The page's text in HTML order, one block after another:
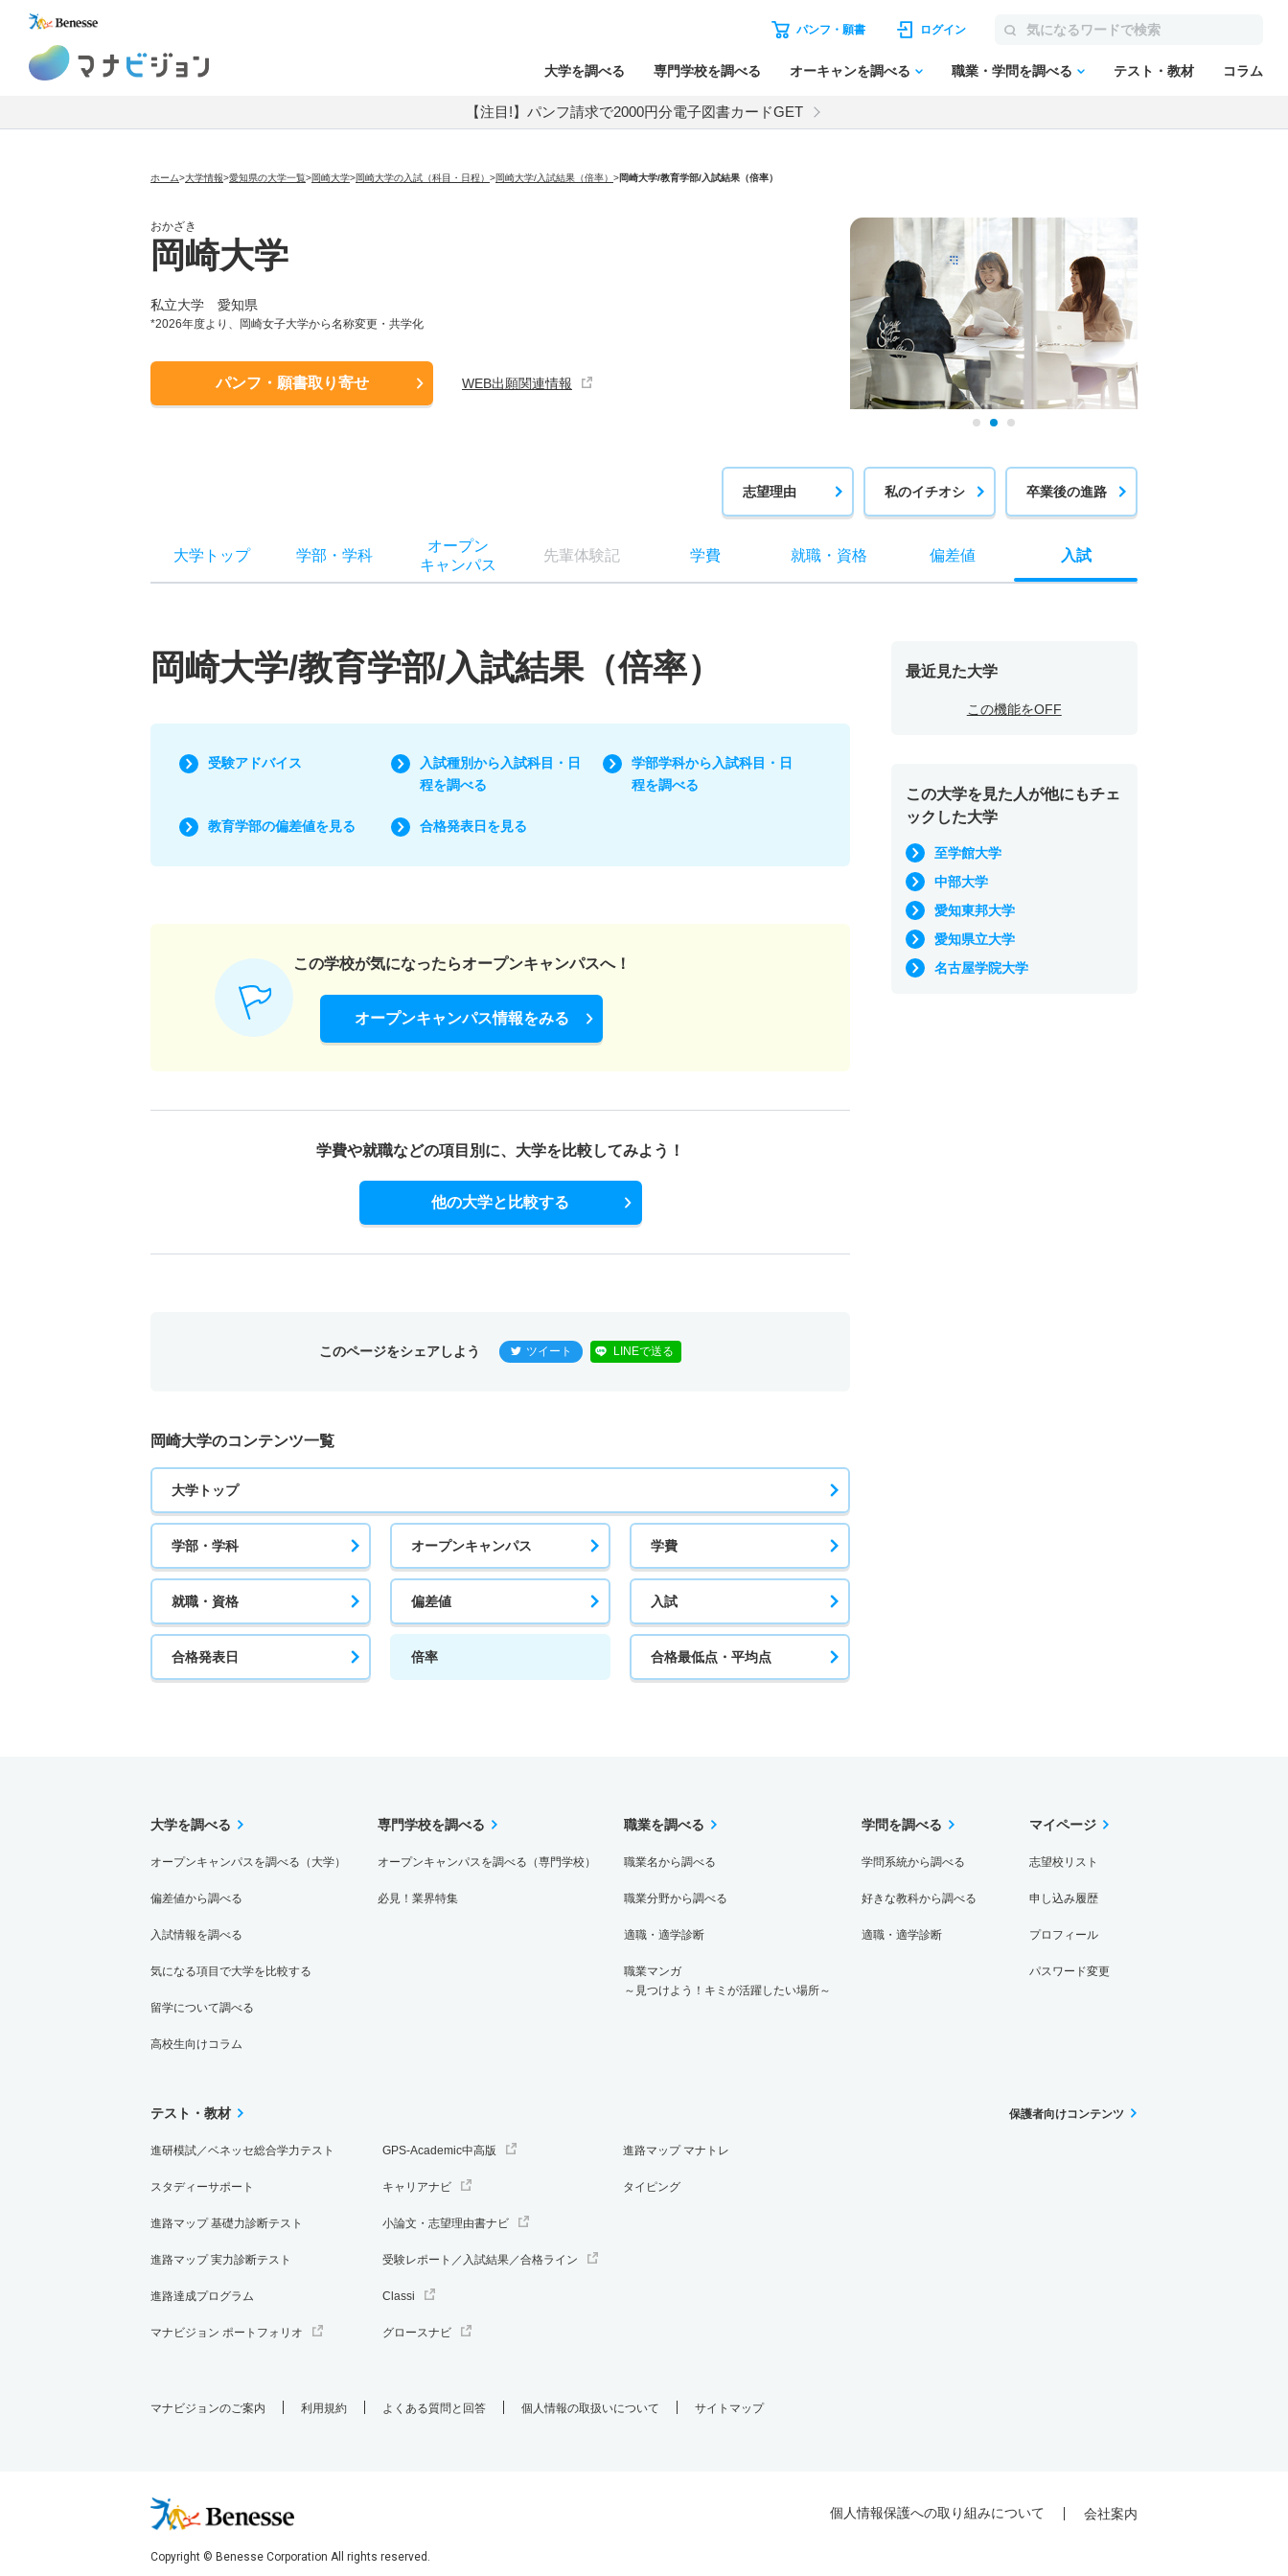
パンフ・願書 ログイン
大学を調べる 専門学校を調べる オーキャンを調べる 職業・学問を調べる テスト・教材 コラム
【注目!】パンフ請求で2000円分電子図書カードGET
ホーム>大学情報>愛知県の大学一覧>岡崎大学>岡崎大学の入試（科目・日程） >岡崎大学/入試結果（倍率） >岡崎大学/教育学部/入試結果（倍率）
おかざき
岡崎大学
私立大学 愛知県
*2026年度より、岡崎女子大学から名称変更・共学化
パンフ・願書取り寄せ WEB出願関連情報
志望理由 私のイチオシ 卒業後の進路
大学トップ 学部 ・ 学科
オープン
キャンパス
先輩体験記 学費 就職・ 資格 偏差値 入試
岡崎大学/教育学部/入試結果（倍率）
受験アドバイス
入試種別から入試科目・日
程を調べる
学部学科から入試科目・日
程を調べる
教育学部の偏差値を見る 合格発表日を見る
この学校が気になったらオープンキャンパスへ！
オープンキャンパス情報をみる
学費や就職などの項目別に、 大学を比較してみよう！
他の大学と比較する
このページをシェアしよう ツイート LINEで送る
岡崎大学のコンテンツ一覧
大学トップ
学部・学科 オープンキャンパス 学費
就職・資格 偏差値 入試
合格発表日 倍率 合格最低点・平均点
最近見た大学
この機能をOFF
この大学を見た人が他にもチェ
ックした大学
至学館大学
中部大学
愛知東邦大学
愛知県立大学
名古屋学院大学
大学を調べる
オープンキャンパスを調べる（大学）
偏差値から調べる
入試情報を調べる
気になる項目で大学を比較する
留学について調べる
高校生向けコラム
専門学校を調べる
オープンキャンパスを調べる（専門学校）
必見！業界特集
職業を調べる
職業名から調べる
職業分野から調べる
適職・適学診断
職業マンガ
～見つけよう！キミが活躍したい場所～
学問を調べる
学問系統から調べる
好きな教科から調べる
適職・適学診断
マイページ
志望校リスト
申し込み履歴
プロフィール
パスワード変更
テスト・教材
進研模試／ベネッセ総合学力テスト
スタディーサポート
進路マップ 基礎力診断テスト
進路マップ 実力診断テスト
進路達成プログラム
マナビジョン ポートフォリオ
GPS-Academic中高版
キャリアナビ
小論文・志望理由書ナビ
受験レポート／入試結果／合格ライン
Classi
グロースナビ
進路マップ マナトレ
タイピング
保護者向けコンテンツ
マナビジョンのご案内 利用規約 よくある質問と回答 個人情報の取扱いについて サイトマップ
個人情報保護への取り組みについて 会社案内
Copyright © Benesse Corporation All rights reserved.